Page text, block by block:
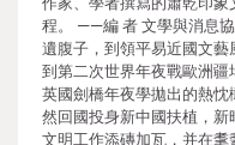
程。 ——編 者 文學與消息
遺腹子，到領平易近國文藝
到第二次世界年夜戰歐洲
英國劍橋年夜學拋出的熱
然回國投身新中國扶植，
文明工作添磚加瓦，并在